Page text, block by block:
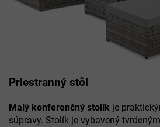
Priestranný stôl
Malý konferenčný stolík je
súpravy. Stolík je vybavený